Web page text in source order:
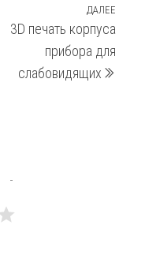
ДАЛЕЕ
3D печать корпуса
прибора для
слабовидящих